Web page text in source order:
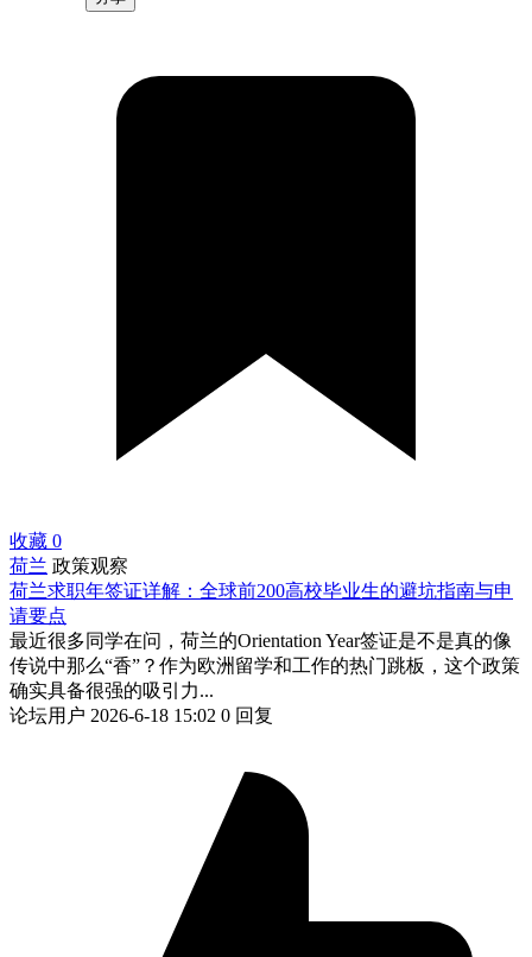
收藏 0
荷兰 政策观察
荷兰求职年签证详解：全球前200高校毕业生的避坑指南与申
请要点
最近很多同学在问，荷兰的Orientation Year签证是不是真的像
传说中那么“香”？作为欧洲留学和工作的热门跳板，这个政策
确实具备很强的吸引力...
论坛用户 2026-6-18 15:02 0 回复